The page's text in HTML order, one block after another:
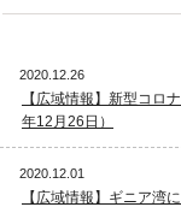
選ばれる理由
2020.12.26
【広域情報】新型コロ
年12月26日）
2020.12.01
【広域情報】ギニア湾